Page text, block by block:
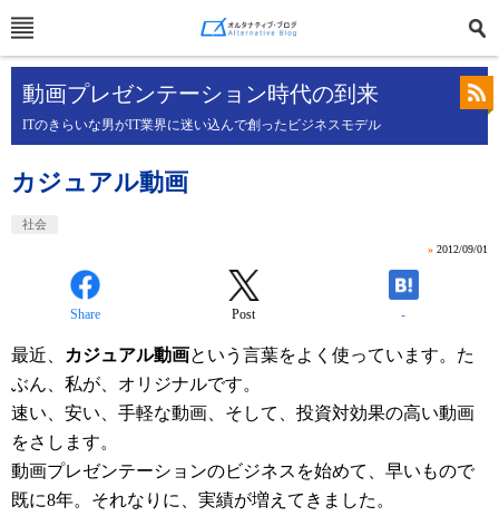
動画プレゼンテーション時代の到来
ITのきらいな男がIT業界に迷い込んで創ったビジネスモデル
カジュアル動画
社会
» 2012/09/01
Share Post -
最近、 カジュアル動画という言葉をよく使っています。た
ぶん、私が、オリジナルです。
速い、安い、手軽な動画、そして、投資対効果の高い動画
をさします。
動画プレゼンテーションのビジネスを始めて、早いもので
既に8年。それなりに、実績が増えてきました。